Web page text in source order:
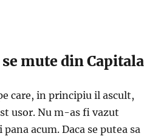
se mute din Capitala
care, in principiu il ascult,
usor. Nu m-as fi vazut
acum. Daca se putea sa